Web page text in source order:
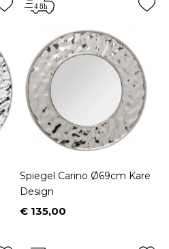
Spiegel Carino Ø69cm Kare
Design
Prijs
€ 135,00